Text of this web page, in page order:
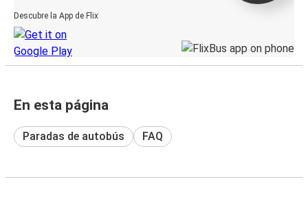
Descubre la App de Flix
En esta página
Paradas de autobús FAQ